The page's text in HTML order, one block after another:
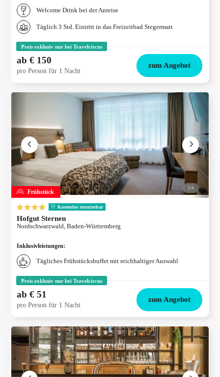
Welcome Drink bei der Anreise
Täglich 3 Std. Eintritt in das Freizeitbad Stegermatt
Preis exklusiv nur bei Travelcircus
ab € 150
pro Person für 1 Nacht
zum Angebot
Frühstück
1/4
Kostenlos stornierbar
Hofgut Sternen
Nordschwarzwald, Baden-Württemberg
Inklusivleistungen:
Tägliches Frühstücksbuffet mit reichhaltiger Auswahl
Preis exklusiv nur bei Travelcircus
ab € 51
pro Person für 1 Nacht
zum Angebot